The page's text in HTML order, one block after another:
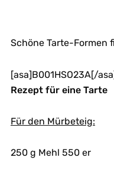
Schöne Tarte-Formen
[asa]B001HSO23A[/
Rezept für eine Tarte
Für den Mürbeteig:
250 g Mehl 550 er